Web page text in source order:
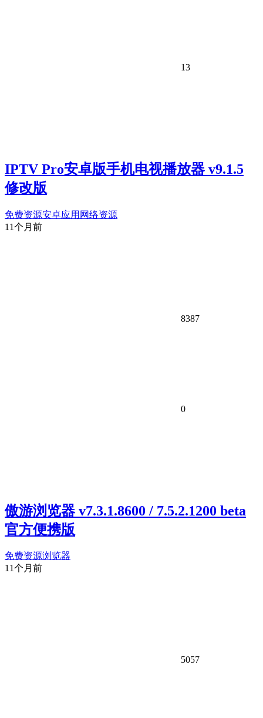
13
IPTV Pro安卓版手机电视播放器 v9.1.5
修改版
免费资源安卓应用 网络资源
11个月前
8387
0
傲游浏览器 v7.3.1.8600 / 7.5.2.1200 beta
官方便携版
免费资源浏览器
11个月前
5057